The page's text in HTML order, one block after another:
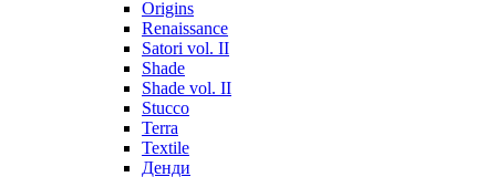
Origins
Renaissance
Satori vol. II
Shade
Shade vol. II
Stucco
Terra
Textile
Денди